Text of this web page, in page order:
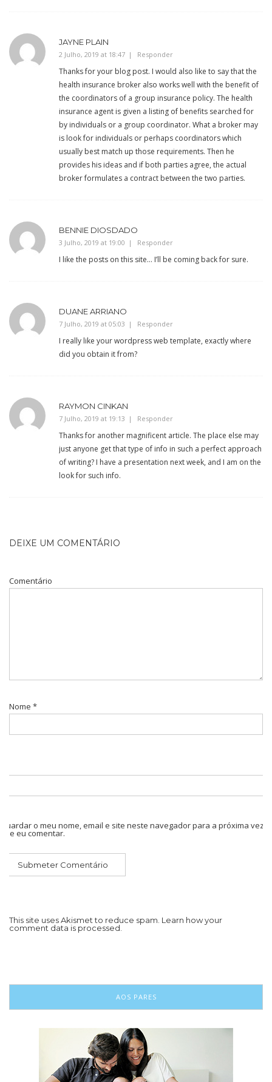
JAYNE PLAIN
2 Julho, 2019 at 18:47 Responder
Thanks for your blog post. I would also like to say that the
health insurance broker also works well with the benefit of
the coordinators of a group insurance policy. The health
insurance agent is given a listing of benefits searched for
by individuals or a group coordinator. What a broker may
is look for individuals or perhaps coordinators which
usually best match up those requirements. Then he
provides his ideas and if both parties agree, the actual
broker formulates a contract between the two parties.
BENNIE DIOSDADO
3 Julho, 2019 at 19:00 Responder
I like the posts on this site… I’ll be coming back for sure.
DUANE ARRIANO
7 Julho, 2019 at 05:03 Responder
I really like your wordpress web template, exactly where
did you obtain it from?
RAYMON CINKAN
7 Julho, 2019 at 19:13 Responder
Thanks for another magnificent article. The place else may
just anyone get that type of info in such a perfect approach
of writing? I have a presentation next week, and I am on the
look for such info.
DEIXE UM COMENTÁRIO
Comentário
Nome *
Guardar o meu nome, email e site neste navegador para a próxima vez
que eu comentar.
This site uses Akismet to reduce spam. Learn how your
comment data is processed.
AOS PARES